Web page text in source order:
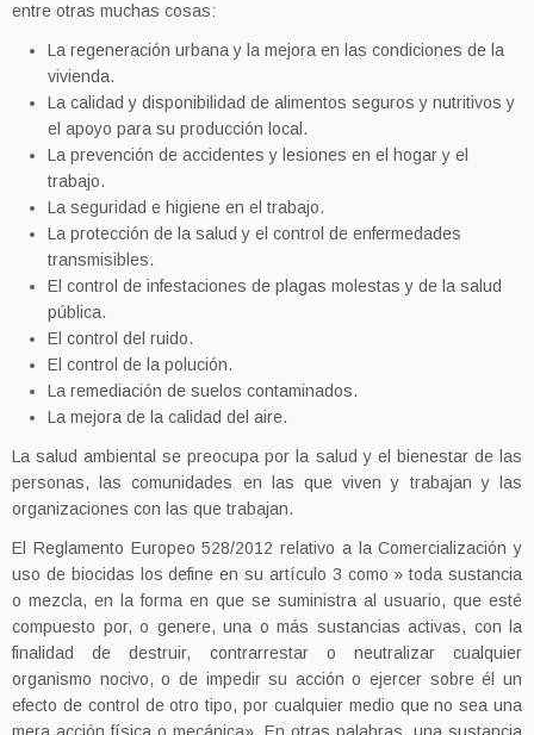
entre otras muchas cosas:
La regeneración urbana y la mejora en las condiciones de la
vivienda.
La calidad y disponibilidad de alimentos seguros y nutritivos y
el apoyo para su producción local.
La prevención de accidentes y lesiones en el hogar y el
trabajo.
La seguridad e higiene en el trabajo.
La protección de la salud y el control de enfermedades
transmisibles.
El control de infestaciones de plagas molestas y de la salud
pública.
El control del ruido.
El control de la polución.
La remediación de suelos contaminados.
La mejora de la calidad del aire.
La salud ambiental se preocupa por la salud y el bienestar de las
personas, las comunidades en las que viven y trabajan y las
organizaciones con las que trabajan.
El Reglamento Europeo 528/2012 relativo a la Comercialización y
uso de biocidas los define en su artículo 3 como » toda sustancia
o mezcla, en la forma en que se suministra al usuario, que esté
compuesto por, o genere, una o más sustan­cias activas, con la
finalidad de destruir, contrarrestar o neu­tralizar cualquier
organismo nocivo, o de impedir su acción o ejercer sobre él un
efecto de control de otro tipo, por cualquier medio que no sea una